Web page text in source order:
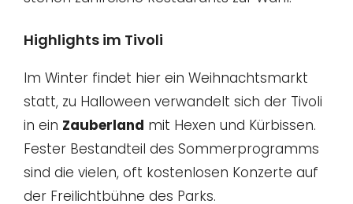
Highlights im Tivoli
Im Winter findet hier ein Weihnachtsmarkt
statt, zu Halloween verwandelt sich der Tivoli
in ein Zauberland mit Hexen und Kürbissen.
Fester Bestandteil des Sommerprogramms
sind die vielen, oft kostenlosen Konzerte auf
der Freilichtbühne des Parks.